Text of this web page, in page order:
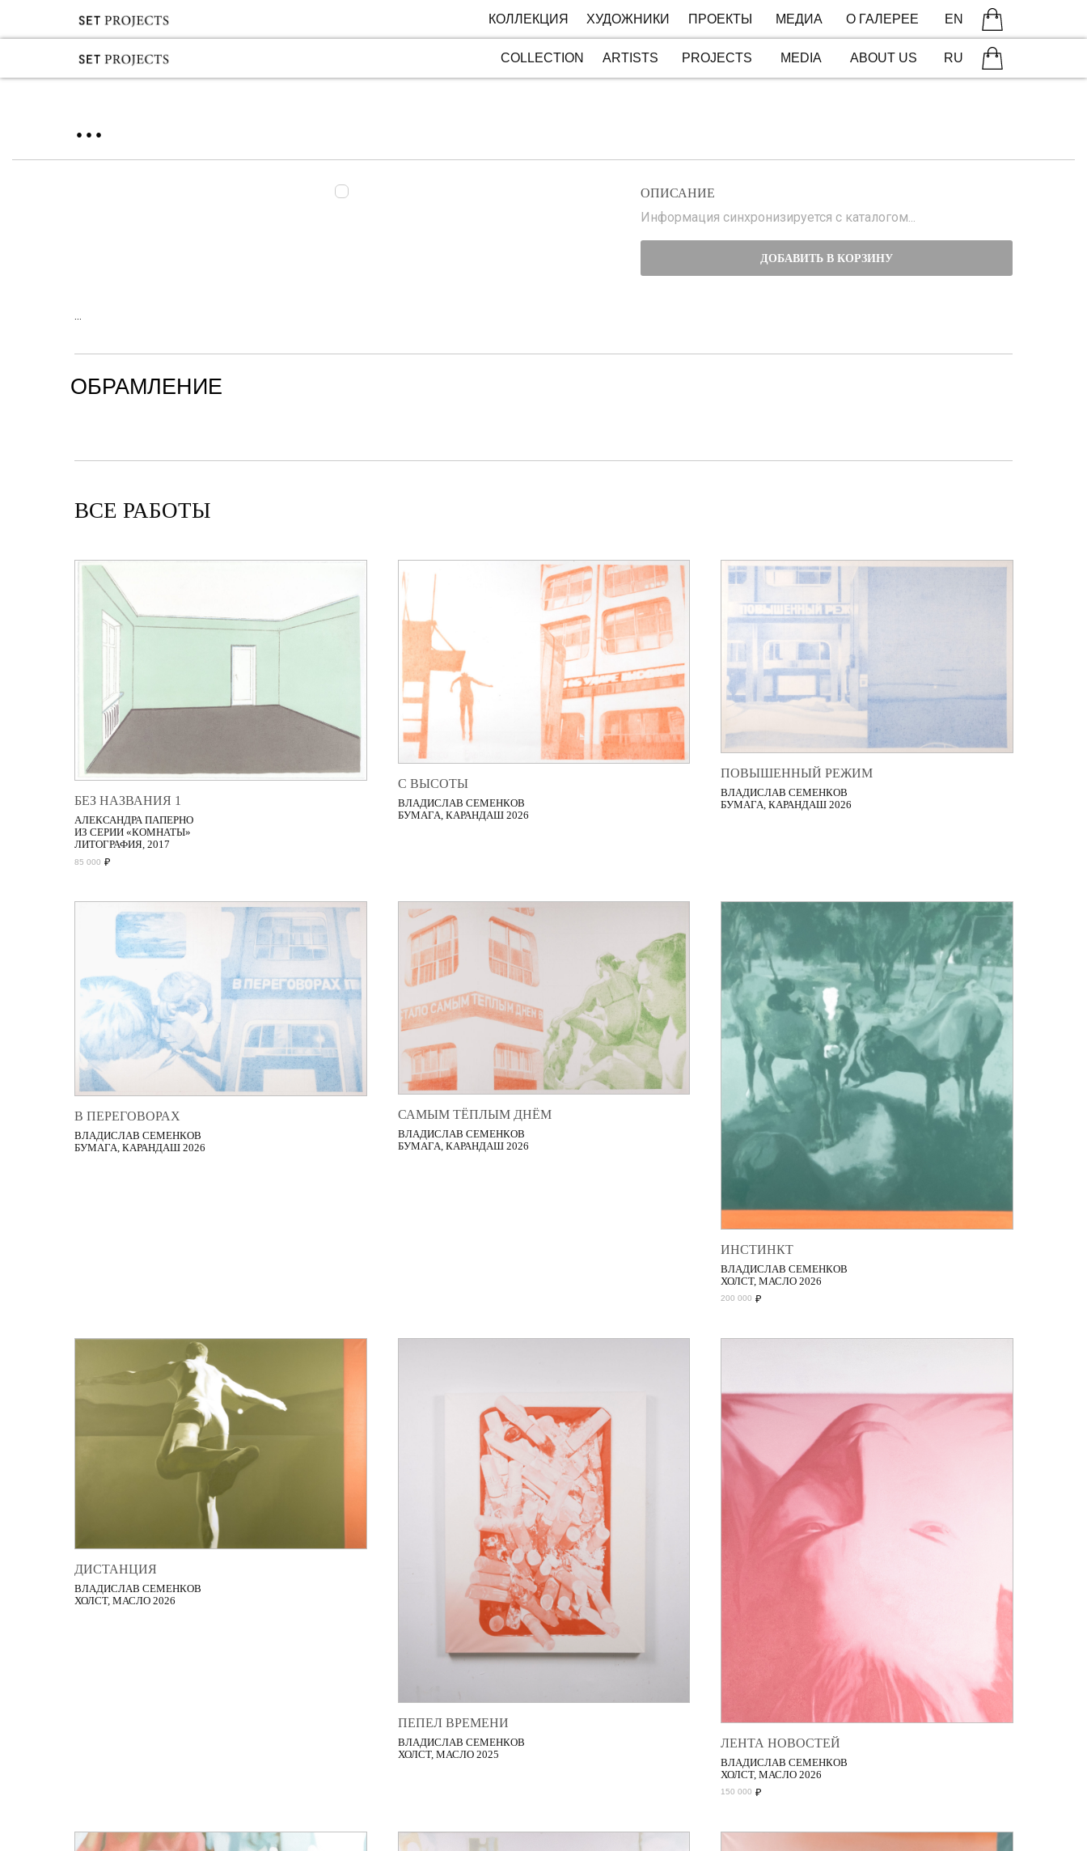
ПРОЕКТЫ
КОЛЛЕКЦИЯ ХУДОЖНИКИ МЕДИА EN
О ГАЛЕРЕЕ
PROJECTS
COLLECTION ARTISTS MEDIA RU
ABOUT US
...
ОПИСАНИЕ
Информация синхронизируется с каталогом...
ДОБАВИТЬ В КОРЗИНУ
...
ОБРАМЛЕНИЕ
ВСЕ РАБОТЫ
БЕЗ НАЗВАНИЯ 1
АЛЕКСАНДРА ПАПЕРНО
ИЗ СЕРИИ «КОМНАТЫ»
ЛИТОГРАФИЯ, 2017
85 000 ₽
С ВЫСОТЫ
ВЛАДИСЛАВ СЕМЕНКОВ
БУМАГА, КАРАНДАШ 2026
ПОВЫШЕННЫЙ РЕЖИМ
ВЛАДИСЛАВ СЕМЕНКОВ
БУМАГА, КАРАНДАШ 2026
В ПЕРЕГОВОРАХ
ВЛАДИСЛАВ СЕМЕНКОВ
БУМАГА, КАРАНДАШ 2026
САМЫМ ТЁПЛЫМ ДНЁМ
ВЛАДИСЛАВ СЕМЕНКОВ
БУМАГА, КАРАНДАШ 2026
ИНСТИНКТ
ВЛАДИСЛАВ СЕМЕНКОВ
ХОЛСТ, МАСЛО 2026
200 000 ₽
ДИСТАНЦИЯ
ВЛАДИСЛАВ СЕМЕНКОВ
ХОЛСТ, МАСЛО 2026
ПЕПЕЛ ВРЕМЕНИ
ВЛАДИСЛАВ СЕМЕНКОВ
ХОЛСТ, МАСЛО 2025
ЛЕНТА НОВОСТЕЙ
ВЛАДИСЛАВ СЕМЕНКОВ
ХОЛСТ, МАСЛО 2026
150 000 ₽